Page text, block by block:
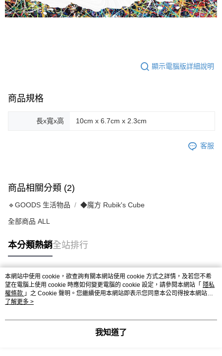
顯示電腦版詳細說明
商品規格
長x寬x高 10cm x 6.7cm x 2.3cm
客服
商品相關分類 (2)
🔹GOODS 生活物品 ◆魔方 Rubik's Cube
全部商品 ALL
本分類熱銷全站排行
熱門標籤
本網站中使用 cookie，欲查詢有關本網站使用 cookie 方式之詳情，及若您不希
望在電腦上使用 cookie 時應如何變更電腦的 cookie 設定，請參閱本網站「 隱私
權條款 」之 Cookie 聲明。您繼續使用本網站即表示您同意本公司得按本網站使
用條款之 Cookie 聲明使用 cookie。
了解更多 >
我知道了